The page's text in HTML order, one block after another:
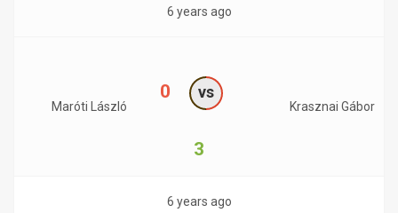
6 years ago
Maróti László
0 vs
3
Krasznai Gábor
6 years ago